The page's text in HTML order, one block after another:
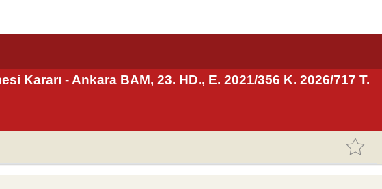
Kararı - Ankara BAM, 23. HD., E. 2021/356 K. 2026/717 T.